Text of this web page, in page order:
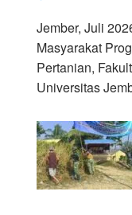
Jember, Juli
Masyarakat
Pertanian,
Universitas